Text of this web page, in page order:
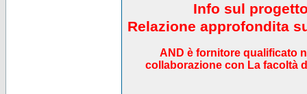
Info sul
Relazione approfondita
AND è fornitore qualificato
collaborazione con La facoltà